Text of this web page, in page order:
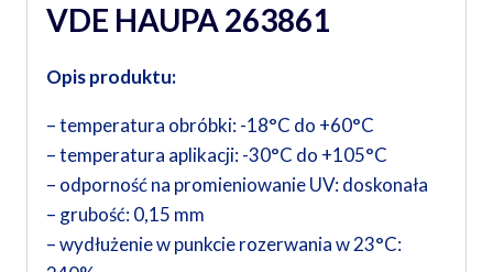
VDE HAUPA 263861
Opis produktu:
– temperatura obróbki: -18°C do +60°C
– temperatura aplikacji: -30°C do +105°C
– odporność na promieniowanie UV: doskonała
– grubość: 0,15 mm
– wydłużenie w punkcie rozerwania w 23°C: